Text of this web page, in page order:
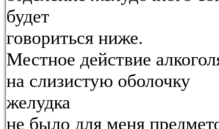
будет
говориться ниже.
Местное действие
на слизистую оболочку
желудка
не было для меня